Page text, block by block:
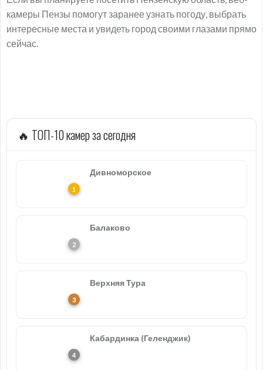
камеры Пензы помогут заранее узнать погоду, выбрать
интересные места и увидеть город своими глазами прямо
сейчас.
🔥 ТОП-10 камер за сегодня
Дивноморское
Балаково
Верхняя Тура
Кабардинка (Геленджик)